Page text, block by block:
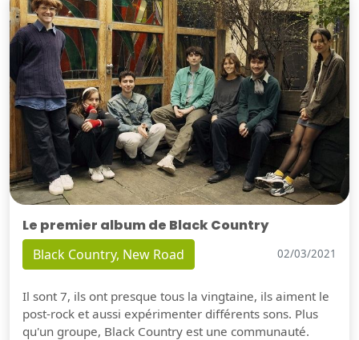
Le premier album de Black Country
Black Country, New Road 02/03/2021
Il sont 7, ils ont presque tous la vingtaine, ils aiment le
post-rock et aussi expérimenter différents sons. Plus
qu'un groupe, Black Country est une communauté.